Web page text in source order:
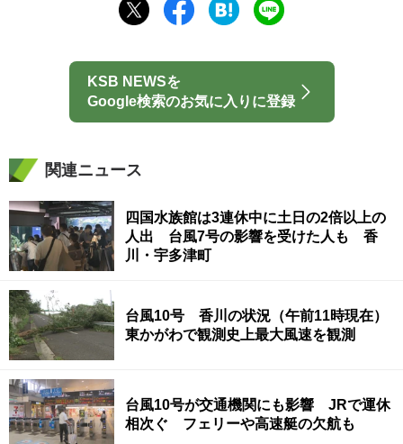
KSB NEWSを
Google検索のお気に入りに登録
関連ニュース
四国水族館は3連休中に土日の2倍以上の
人出 台風7号の影響を受けた人も 香
川・宇多津町
台風10号 香川の状況（午前11時現在）
東かがわで観測史上最大風速を観測
台風10号が交通機関にも影響 JRで運休
相次ぐ フェリーや高速艇の欠航も